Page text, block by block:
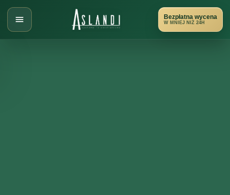
Bezpłatna wycena
W MNIEJ NIŻ 24H
Przejdź
treści